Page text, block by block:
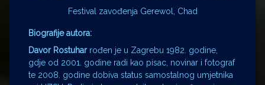
Festival zavođenja Gerewol, Chad
Biografije autora:
Davor Rostuharrođen je u Zagrebu 1982. godine,
gdje od 2001. godine radi kao pisac, novinar i fotograf
te 2008. godine dobiva status samostalnog umjetnika